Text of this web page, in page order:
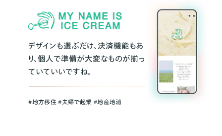
デザインも選ぶだけ、決済機能もあ
り、個人で準備が大変なものが揃っ
ていていいですね。
#地方移住 #夫婦で起業 #地産地消